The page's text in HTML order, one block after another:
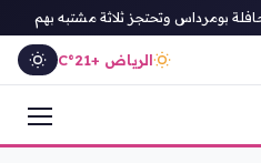
بومرداس وتحتجز ثلاثة مشتبه بهم
الرياض +21°C